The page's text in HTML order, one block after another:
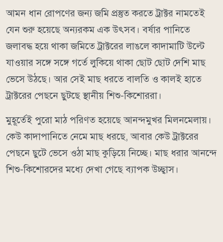
আমন ধান রোপণের জন্য জমি প্রস্তুত করতে ট্রাক্টর নামতেই
যেন শুরু হয়েছে অন্যরকম এক উৎসব। বর্ষার পানিতে
জলাবদ্ধ হয়ে থাকা জমিতে ট্রাক্টরের লাঙলে কাদামাটি উল্টে
যাওয়ার সঙ্গে সঙ্গে গর্তে লুকিয়ে থাকা ছোট ছোট দেশি মাছ
ভেসে উঠছে। আর সেই মাছ ধরতে বালতি ও কালই হাতে
ট্রাক্টরের পেছনে ছুটছে স্থানীয় শিশু-কিশোররা।
মুহূর্তেই পুরো মাঠ পরিণত হয়েছে আনন্দমুখর মিলনমেলায়।
কেউ কাদাপানিতে নেমে মাছ ধরছে, আবার কেউ ট্রাক্টরের
পেছনে ছুটে ভেসে ওঠা মাছ কুড়িয়ে নিচ্ছে। মাছ ধরার আনন্দে
শিশু-কিশোরদের মধ্যে দেখা গেছে ব্যাপক উচ্ছ্বাস।